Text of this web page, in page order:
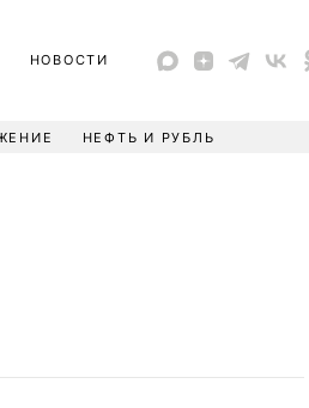
НОВОСТИ
НЕФТЬ И РУБЛЬ